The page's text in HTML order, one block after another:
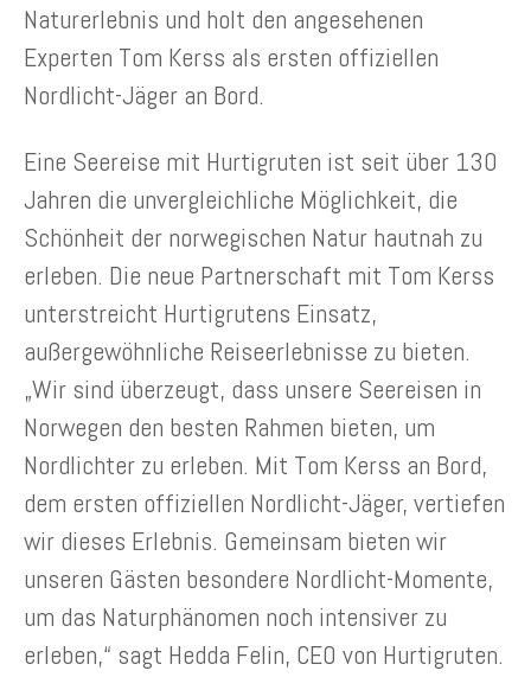
Naturerlebnis und holt den angesehenen
Experten Tom Kerss als ersten offiziellen
Nordlicht-Jäger an Bord.
Eine Seereise mit Hurtigruten ist seit über 130
Jahren die unvergleichliche Möglichkeit, die
Schönheit der norwegischen Natur hautnah zu
erleben. Die neue Partnerschaft mit Tom Kerss
unterstreicht Hurtigrutens Einsatz,
außergewöhnliche Reiseerlebnisse zu bieten.
„Wir sind überzeugt, dass unsere Seereisen in
Norwegen den besten Rahmen bieten, um
Nordlichter zu erleben. Mit Tom Kerss an Bord,
dem ersten offiziellen Nordlicht-Jäger, vertiefen
wir dieses Erlebnis. Gemeinsam bieten wir
unseren Gästen besondere Nordlicht-Momente,
um das Naturphänomen noch intensiver zu
erleben,“ sagt Hedda Felin, CEO von Hurtigruten.